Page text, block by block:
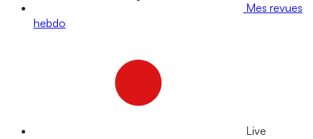
Mes revues
hebdo
Live